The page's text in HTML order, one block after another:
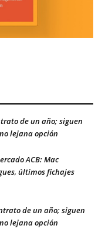
de un año; siguen
lejana opción
ACB: Mac
últimos fichajes
de un año; siguen
lejana opción